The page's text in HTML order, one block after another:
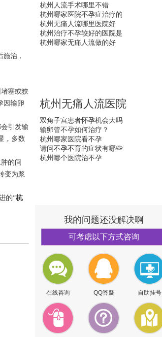
治，
塞或狭
因输卵
引发输
，多数
的间
变为浆
的“杭
杭州人流手术哪里不错
杭州哪家医院不孕症治疗的
杭州无痛人流哪里医院好
杭州治疗不孕较好的医院是
杭州哪家无痛人流做的好
杭州无痛人流医院
双角子宫患者怀孕机会大吗
输卵管不孕如何治疗？
杭州哪家医院看不孕
请问不孕不育的症状有哪些
杭州哪个医院治不孕
我的问题还没解决啊
可考虑以下方式咨询
在线咨询 QQ答疑 自助挂号